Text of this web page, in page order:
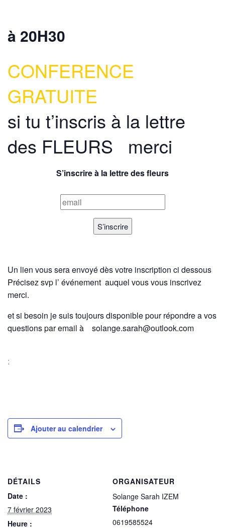
à 20H30
CONFERENCE
GRATUITE
si tu t’inscris à la lettre
des FLEURS merci
S’inscrire à la lettre des fleurs
Un lien vous sera envoyé dès votre inscription ci dessous
Précisez svp l’ événement auquel vous vous inscrivez
merci.
et si besoin je suis toujours disponible pour répondre a vos
questions par email à solange.sarah@outlook.com
:
Ajouter au calendrier
DÉTAILS
Date :
7 février 2023
Heure :
ORGANISATEUR
Solange Sarah IZEM
Téléphone
0619585524